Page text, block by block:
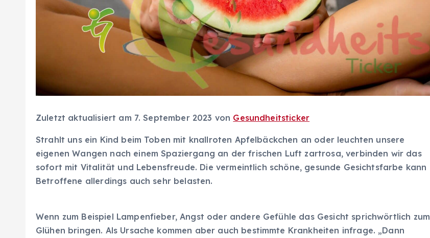
Zuletzt aktualisiert am 7. September 2023 von Gesundheitsticker
Strahlt uns ein Kind beim Toben mit knallroten Apfelbäckchen an oder leuchten unsere
eigenen Wangen nach einem Spaziergang an der frischen Luft zartrosa, verbinden wir das
sofort mit Vitalität und Lebensfreude. Die vermeintlich schöne, gesunde Gesichtsfarbe kann
Betroffene allerdings auch sehr belasten.
Wenn zum Beispiel Lampenfieber, Angst oder andere Gefühle das Gesicht sprichwörtlich zum
Glühen bringen. Als Ursache kommen aber auch bestimmte Krankheiten infrage. „Dann